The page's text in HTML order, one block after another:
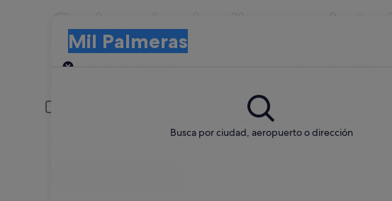
Coches de alquiler con
Busca por ciudad, aeropuerto o dirección
Mil Palmeras
Recogida
Conductor menor de 30 años o mayor de 70
Es posible que los conductores jóvenes o los mayores deban pagar un recargo.